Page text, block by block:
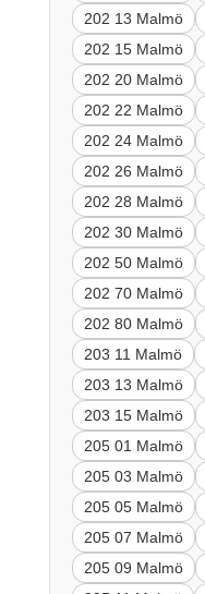
202 13 Malmö
202 15 Malmö
202 20 Malmö
202 22 Malmö
202 24 Malmö
202 26 Malmö
202 28 Malmö
202 30 Malmö
202 50 Malmö
202 70 Malmö
202 80 Malmö
203 11 Malmö
203 13 Malmö
203 15 Malmö
205 01 Malmö
205 03 Malmö
205 05 Malmö
205 07 Malmö
205 09 Malmö